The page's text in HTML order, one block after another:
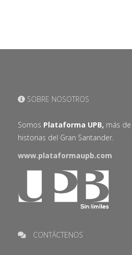
SOBRE NOSOTROS
Somos Plataforma UPB, más
historias del Gran Santander.
www.plataformaupb.com
CONTÁCTENOS